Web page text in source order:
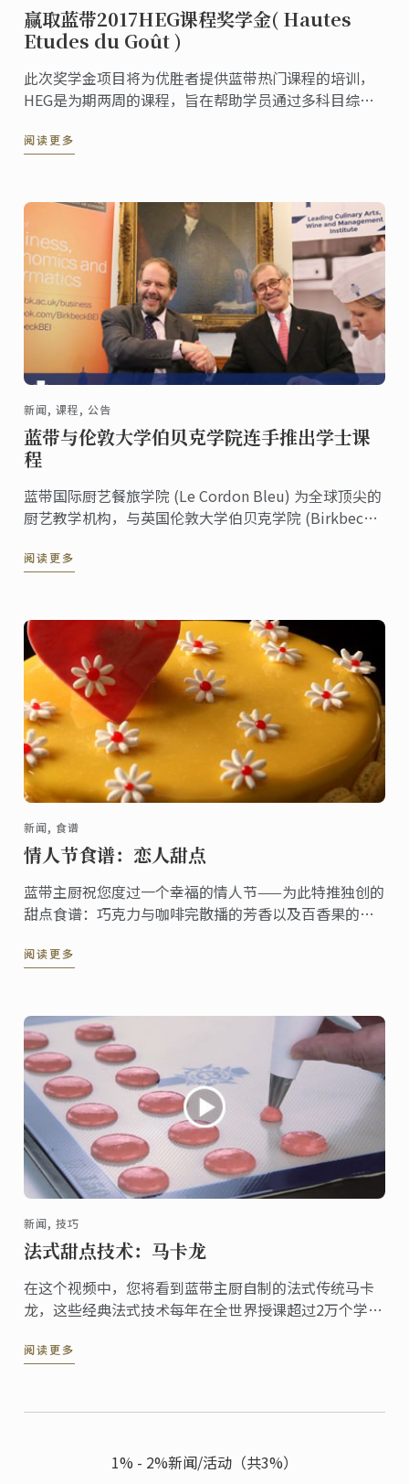
赢取蓝带2017HEG课程奖学金( Hautes
Etudes du Goût )
此次奖学金项目将为优胜者提供蓝带热门课程的培训，
HEG是为期两周的课程，旨在帮助学员通过多科目综合
饮食、美食文化与经济、社交礼仪等。
阅读更多
新闻, 课程, 公告
蓝带与伦敦大学伯贝克学院连手推出学士课
程
蓝带国际厨艺餐旅学院 (Le Cordon Bleu) 为全球顶尖的
厨艺教学机构，与英国伦敦大学伯贝克学院 (Birkbeck,
位 (厨艺与管理学系)。
阅读更多
新闻, 食谱
情人节食谱：恋人甜点
蓝带主厨祝您度过一个幸福的情人节——为此特推独创的
甜点食谱：巧克力与咖啡完散播的芳香以及百香果的鲜
点散发着独特的魅力。
阅读更多
新闻, 技巧
法式甜点技术：马卡龙
在这个视频中，您将看到蓝带主厨自制的法式传统马卡
龙，这些经典法式技术每年在全世界授课超过2万个学
阅读更多
1% - 2%新闻/活动（共3%）